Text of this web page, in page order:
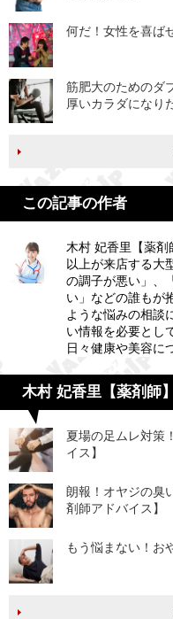
何だ！女性を喜ば
筋肥大のためのダ
厚いカラダになり
この記事の作者
木村 妃香里【薬
以上が来店する大
の調子が悪い」、
い」などの誰もが
ような悩みの相談
い情報を必要とし
日々健康や美容に
木村 妃香里【薬剤師
夏場の足ムレ対策
イス】
朗報！オヤジの臭
剤師アドバイス】
もう悩まない！お